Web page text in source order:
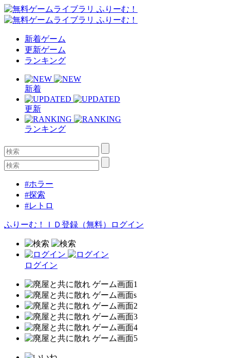
新着ゲーム
更新ゲーム
ランキング
新着
更新
ランキング
#ホラー
#探索
#レトロ
ふりーむ！ＩＤ登録（無料） ログイン
ログイン